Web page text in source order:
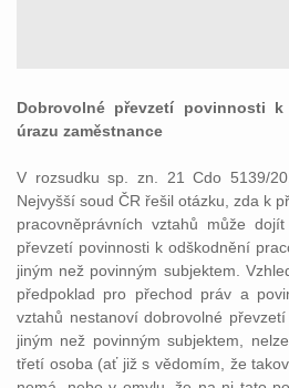
Dobrovolné převzetí povinnosti
úrazu zaměstnance
V rozsudku sp. zn. 21 Cdo 5139/
Nejvyšší soud ČR řešil otázku, zda k
pracovněprávních vztahů může
převzetí povinnosti k odškodnění
jiným než povinným subjektem.
předpoklad pro přechod práv a
vztahů nestanoví dobrovolné
jiným než povinným subjektem,
třetí osoba (ať již s vědomím, že